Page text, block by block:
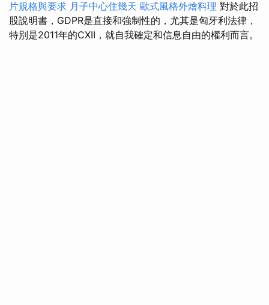
片規格與要求 月子中心住幾天 歐式風格外燴料理 對於此招
股說明書，GDPR是直接和強制性的，尤其是匈牙利法律，
特別是2011年的CXII，就自我確定和信息自由的權利而言。